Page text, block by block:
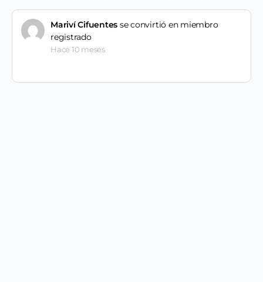
Mariví Cifuentes se convirtió en miembro
registrado
Hace 10 meses